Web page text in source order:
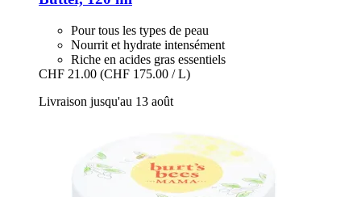
Pour tous les types de peau
Nourrit et hydrate intensément
Riche en acides gras essentiels
CHF 21.00 (CHF 175.00 / L)
Livraison jusqu'au 13 août